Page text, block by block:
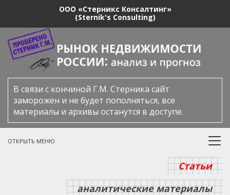
ООО «Стерникс Консалтинг»
(Sternik's Consulting)
В связи с кончиной Г.М. Стерника сайт
заморожен и не будет пополняться, все
материалы и архивы останутся в доступе.
ОТКРЫТЬ МЕНЮ
Статьи
аналитические материалы